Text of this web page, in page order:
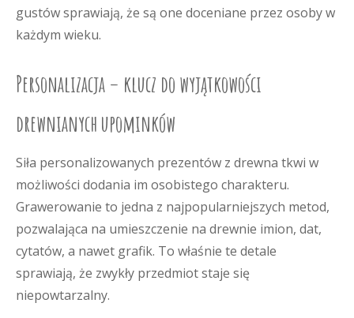
gustów sprawiają, że są one doceniane przez osoby w
każdym wieku.
Personalizacja – klucz do wyjątkowości
drewnianych upominków
Siła personalizowanych prezentów z drewna tkwi w
możliwości dodania im osobistego charakteru.
Grawerowanie to jedna z najpopularniejszych metod,
pozwalająca na umieszczenie na drewnie imion, dat,
cytatów, a nawet grafik. To właśnie te detale
sprawiają, że zwykły przedmiot staje się
niepowtarzalny.